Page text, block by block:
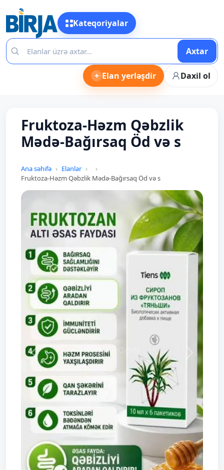
Kateqoriyalar
Axtar
+ Elan yerləşdir Daxil ol
Fruktoza-Həzm Qəbzlik
Mədə-Bağırsaq Öd və s
Ana səhifə
Elanlar
Fruktoza-Həzm Qəbzlik Mədə-Bağırsaq Öd və s
Prev Next